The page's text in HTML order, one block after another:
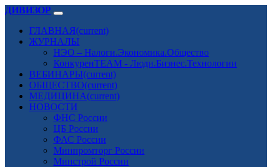
ДИВИЗОР
ГЛАВНАЯ(current)
ЖУРНАЛЫ
НЭО – Налоги.Экономика.Общество
КонкуренTEAM - Люди.Бизнес.Технологии
ВЕБИНАРЫ(current)
ОБЩЕСТВО(current)
МЕДИЦИНА(current)
НОВОСТИ
ФНС России
ЦБ России
ФАС России
Минпромторг России
Минстрой России